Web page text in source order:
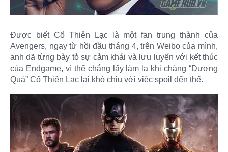
Được biết Cổ Thiên Lạc là một fan trung thành của
Avengers, ngay từ hồi đầu tháng 4, trên Weibo của mình,
anh dã từng bày tỏ sự cảm khái và lưu luyến với kết thúc
của Endgame, vì thế chẳng lấy làm lạ khi chàng “Dương
Quá” Cổ Thiên Lạc lại khó chịu với việc spoil đến thế.​